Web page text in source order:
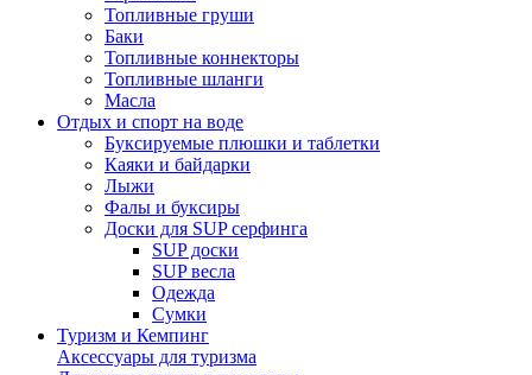
Топливные груши
Баки
Топливные коннекторы
Топливные шланги
Масла
Отдых и спорт на воде
Буксируемые плюшки и таблетки
Каяки и байдарки
Лыжи
Фалы и буксиры
Доски для SUP серфинга
SUP доски
SUP весла
Одежда
Сумки
Туризм и Кемпинг
Аксессуары для туризма